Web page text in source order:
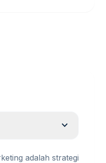
expand_more
adalah strategi